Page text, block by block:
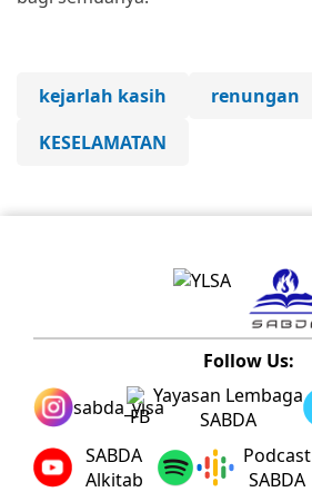
kejarlah kasih renungan
KESELAMATAN
Follow Us:
sabda_ylsaYayasan Lembaga
SABDA
SABDA
Alkitab
Podcast
SABDA